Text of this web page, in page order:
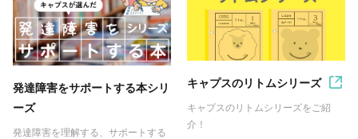
発達障害をサポートする本シリ
ーズ
発達障害を理解する、サポートする
キャプスのリトムシリーズ
キャプスのリトムシリーズをご紹
介！